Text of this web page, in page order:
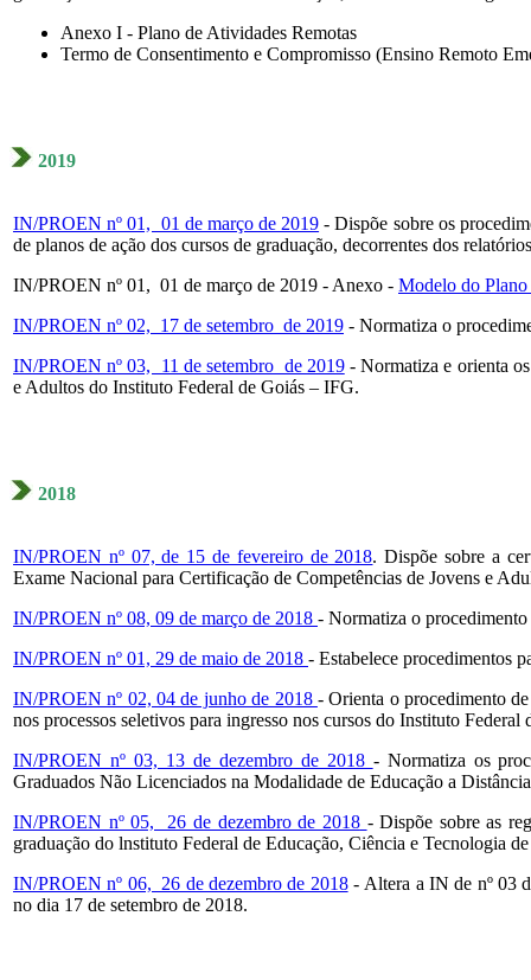
Anexo I - Plano de Atividades Remotas
Termo de Consentimento e Compromisso (Ensino Remoto
2019
IN/PROEN nº 01, 01 de março de 2019 - Dispõe sobre os
de planos de ação dos cursos de graduação, decorrentes dos
IN/PROEN nº 01, 01 de março de 2019 - Anexo - Modelo do Plano
IN/PROEN nº 02, 17 de setembro de 2019 - Normatiza o
IN/PROEN nº 03, 11 de setembro de 2019- Normatiza e orienta os
e Adultos do Instituto Federal de Goiás – IFG.
2018
IN/PROEN nº 07, de 15 de fevereiro de 2018. Dispõe sobre a
Exame Nacional para Certificação de Competências de Jovens e
IN/PROEN nº 08, 09 de março de 2018 - Normatiza o
IN/PROEN nº 01, 29 de maio de 2018 - Estabelece procedimentos
IN/PROEN nº 02, 04 de junho de 2018 - Orienta o procedimento
nos processos seletivos para ingresso nos cursos do Instituto Federal
IN/PROEN nº 03, 13 de dezembro de 2018 - Normatiza os
Graduados Não Licenciados na Modalidade de Educação a
IN/PROEN nº 05, 26 de dezembro de 2018 - Dispõe sobre as
graduação do lnstituto Federal de Educação, Ciência e Tecnologia
IN/PROEN nº 06, 26 de dezembro de 2018- Altera a IN de nº 03
no dia 17 de setembro de 2018.